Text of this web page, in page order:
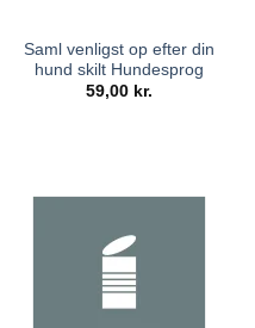
Saml venligst op efter din
hund skilt Hundesprog
59,00 kr.